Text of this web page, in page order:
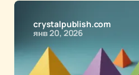
crystalpublish.com
янв 20, 2026